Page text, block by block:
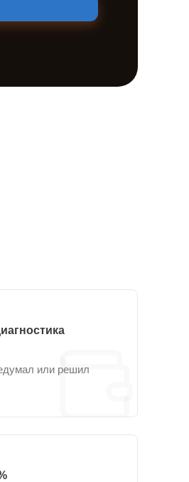
или решил